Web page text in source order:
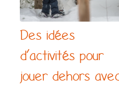
Des idées
d’activités pour
jouer dehors